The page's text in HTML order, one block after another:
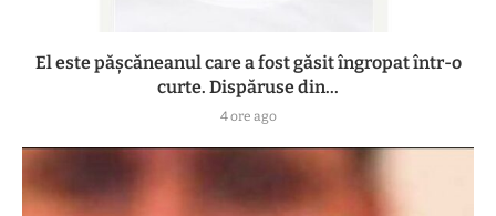
El este pășcăneanul care a fost găsit îngropat într-o
curte. Dispăruse din...
4 ore ago